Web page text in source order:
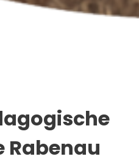
Rabenau